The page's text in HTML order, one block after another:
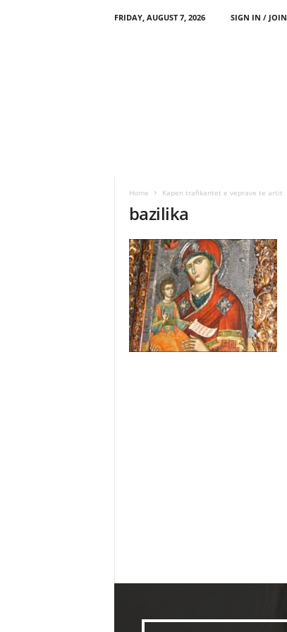
FRIDAY, AUGUST 7, 2026 SIGN IN / JOIN
Home Kapen trafikantet e veprave te artit
bazilika